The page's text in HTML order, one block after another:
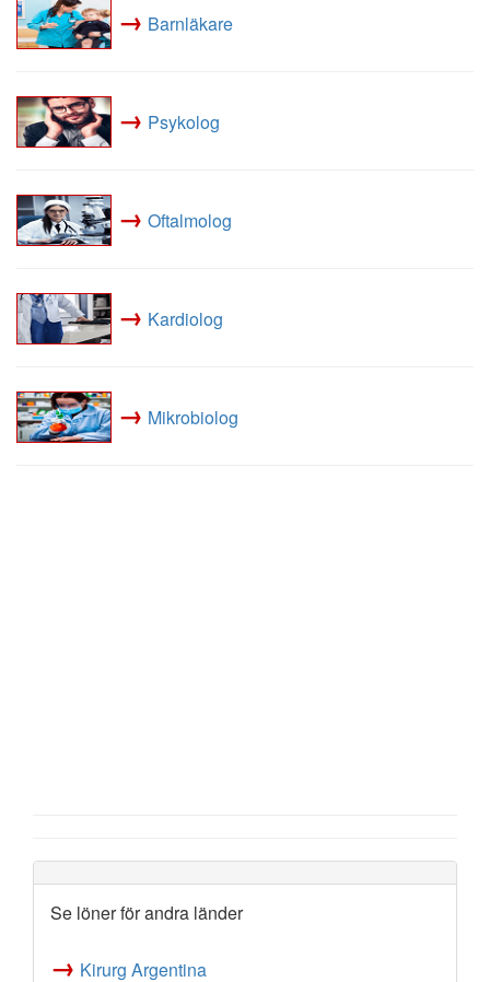
→ Barnläkare
→ Psykolog
→ Oftalmolog
→ Kardiolog
→ Mikrobiolog
Se löner för andra länder
→ Kirurg Argentina